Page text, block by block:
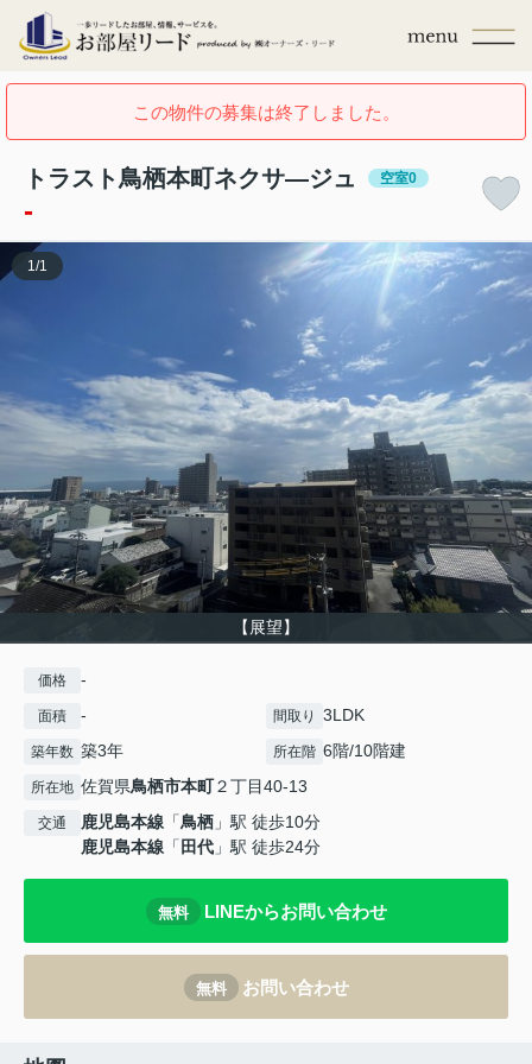
この物件の募集は終了しました。
トラスト鳥栖本町ネクサ―ジュ 空室0
-
【展望】
1 /1
価格 -
面積 - 間取り 3LDK
築年数 築3年 所在階 6階/10階建
所在地 佐賀県鳥栖市本町２丁目40-13
交通 鹿児島本線 「鳥栖 」駅 徒歩10分
鹿児島本線 「 田代 」駅 徒歩24分
無料 LINEからお問い合わせ
無料 お問い合わせ